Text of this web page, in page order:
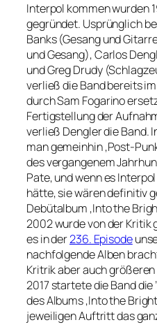
Interpol kommen wurden
gegründet. Usprünglich
Banks (Gesang und
und Gesang), Carlos
und Greg Drudy
verließ die Band bereits
durch Sam Fogarino
Fertigstellung der
verließ Dengler die Band.
man gemeinhin ‚Post-
des vergangenem
Pate, und wenn es
hätte, sie wären definitiv
Debütalbum ‚Into the
2002 wurde von der
es in der236. Episode
nachfolgende Alben
Kritrik aber auch
2017 startete die Band die
des Albums ‚Into the
jeweiligen Auftritt das